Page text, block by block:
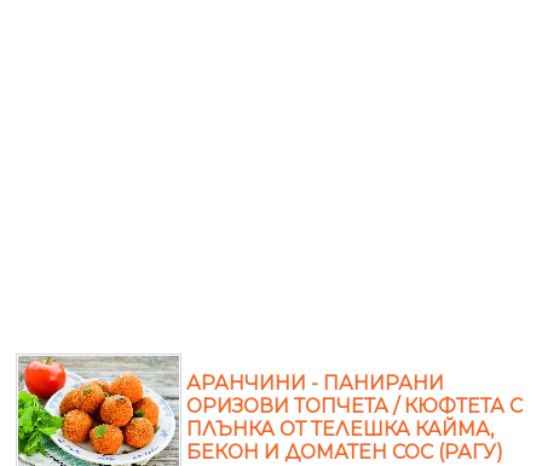
АРАНЧИНИ - ПАНИРАНИ
ОРИЗОВИ ТОПЧЕТА / КЮФТЕТА С
ПЛЪНКА ОТ ТЕЛЕШКА КАЙМА,
БЕКОН И ДОМАТЕН СОС (РАГУ)